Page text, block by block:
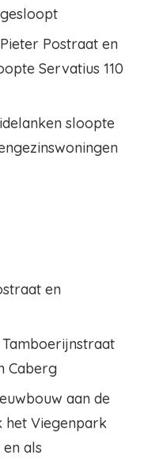
Postraat en
Servatius 110
sloopte
en
Caberg
aan de
het Viegenpark
als